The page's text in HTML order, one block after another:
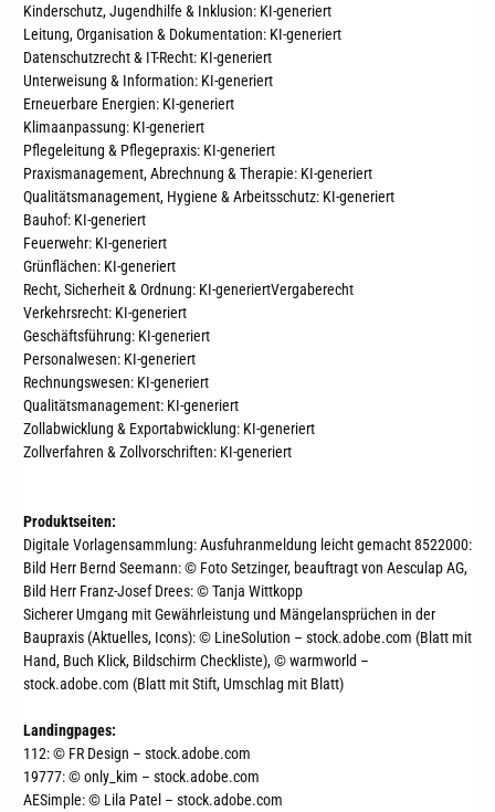
Kinderschutz, Jugendhilfe & Inklusion: KI-generiert
Leitung, Organisation & Dokumentation: KI-generiert
Datenschutzrecht & IT-Recht: KI-generiert
Unterweisung & Information: KI-generiert
Erneuerbare Energien: KI-generiert
Klimaanpassung: KI-generiert
Pflegeleitung & Pflegepraxis: KI-generiert
Praxismanagement, Abrechnung & Therapie: KI-generiert
Qualitätsmanagement, Hygiene & Arbeitsschutz: KI-generiert
Bauhof: KI-generiert
Feuerwehr: KI-generiert
Grünflächen: KI-generiert
Recht, Sicherheit & Ordnung: KI-generiertVergaberecht
Verkehrsrecht: KI-generiert
Geschäftsführung: KI-generiert
Personalwesen: KI-generiert
Rechnungswesen: KI-generiert
Qualitätsmanagement: KI-generiert
Zollabwicklung & Exportabwicklung: KI-generiert
Zollverfahren & Zollvorschriften: KI-generiert
Produktseiten:
Digitale Vorlagensammlung: Ausfuhranmeldung leicht gemacht 8522000:
Bild Herr Bernd Seemann: © Foto Setzinger, beauftragt von Aesculap AG,
Bild Herr Franz-Josef Drees: © Tanja Wittkopp
Sicherer Umgang mit Gewährleistung und Mängelansprüchen in der
Baupraxis (Aktuelles, Icons): © LineSolution – stock.adobe.com (Blatt mit
Hand, Buch Klick, Bildschirm Checkliste), © warmworld –
stock.adobe.com (Blatt mit Stift, Umschlag mit Blatt)
Landingpages:
112: © FR Design – stock.adobe.com
19777: © only_kim – stock.adobe.com
AESimple: © Lila Patel – stock.adobe.com